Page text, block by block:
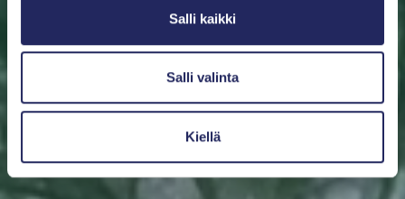
Salli kaikki
Salli valinta
Kiellä